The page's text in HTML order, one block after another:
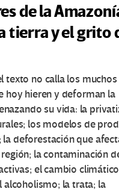
de la
tierra y el grito
texto no calla los
hoy hieren y deforman la
su vida: la
los modelos de
deforestación que
la contaminación
el cambio
alcoholismo; la trata; la